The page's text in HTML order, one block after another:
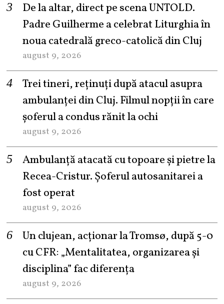
De la altar, direct pe scena UNTOLD.
Padre Guilherme a celebrat Liturghia în
noua catedrală greco-catolică din Cluj
august 9, 2026
Trei tineri, reținuți după atacul asupra
ambulanței din Cluj. Filmul nopții în care
șoferul a condus rănit la ochi
august 9, 2026
Ambulanță atacată cu topoare și pietre la
Recea-Cristur. Șoferul autosanitarei a
fost operat
august 9, 2026
Un clujean, acționar la Tromsø, după 5-0
cu CFR: „Mentalitatea, organizarea și
disciplina” fac diferența
august 9, 2026